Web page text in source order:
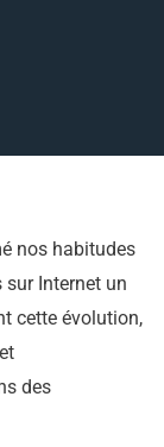
nos habitudes
sur Internet un
cette évolution,
des